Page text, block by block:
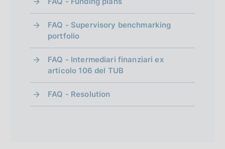
FAQ - Supervisory benchmarking
portfolio
FAQ - Intermediari finanziari ex
articolo 106 del TUB
FAQ - Resolution